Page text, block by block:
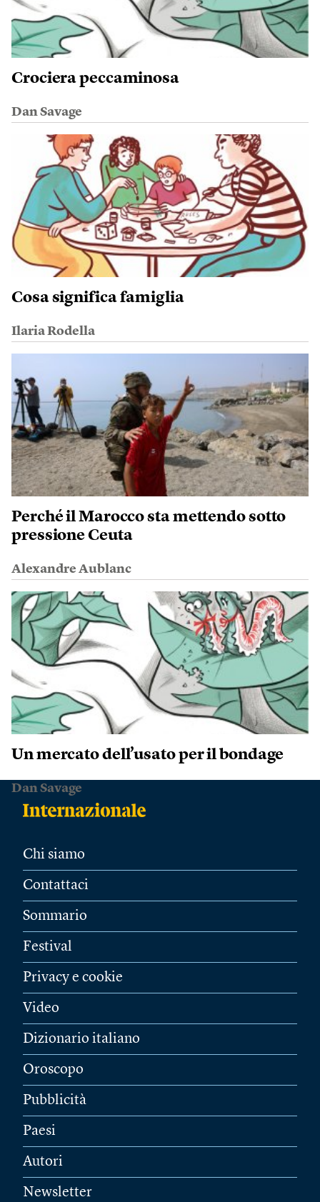
Crociera peccaminosa
Dan Savage
Cosa significa famiglia
Ilaria Rodella
Perché il Marocco sta mettendo sotto
pressione Ceuta
Alexandre Aublanc
Un mercato dell’usato per il bondage
Dan Savage
Chi siamo
Contattaci
Sommario
Festival
Privacy e cookie
Video
Dizionario italiano
Oroscopo
Pubblicità
Paesi
Autori
Newsletter